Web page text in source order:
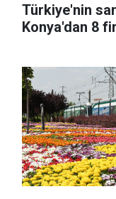
Türkiye'nin
Konya'dan 8